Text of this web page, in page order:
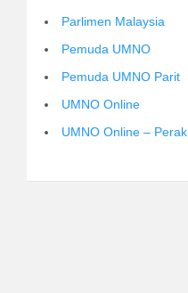
Parlimen Malaysia
Pemuda UMNO
Pemuda UMNO Parit
UMNO Online
UMNO Online – Perak